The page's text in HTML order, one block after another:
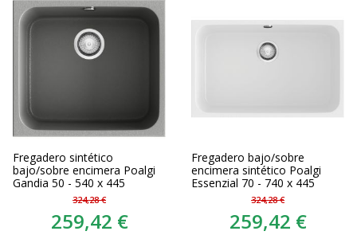
Fregadero sintético
bajo/sobre encimera Poalgi
Gandia 50 - 540 x 445
324,28 €
259,42 €
Fregadero bajo/sobre
encimera sintético Poalgi
Essenzial 70 - 740 x 445
324,28 €
259,42 €